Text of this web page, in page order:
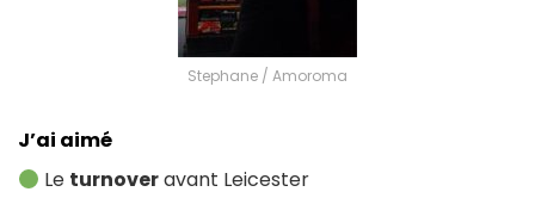
Stephane / Amoroma
J’ai aimé
Le turnoveravant Leicester